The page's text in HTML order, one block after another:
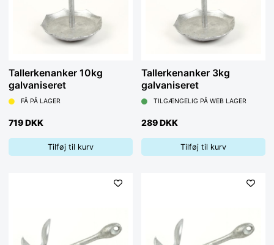
Tallerkenanker 10kg
galvaniseret
FÅ PÅ LAGER
719 DKK
Tilføj til kurv
Tallerkenanker 3kg
galvaniseret
TILGÆNGELIG PÅ WEB LAGER
289 DKK
Tilføj til kurv